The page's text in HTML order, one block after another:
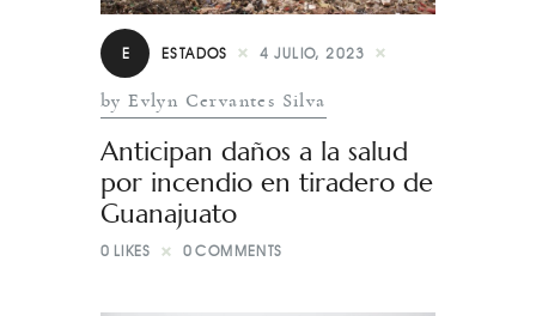
E ESTADOS 4 JULIO, 2023
by Evlyn Cervantes Silva
Anticipan daños a la salud
por incendio en tiradero de
Guanajuato
0 LIKES 0 COMMENTS